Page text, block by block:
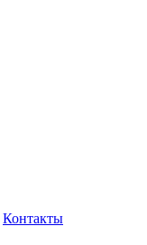
Контакты